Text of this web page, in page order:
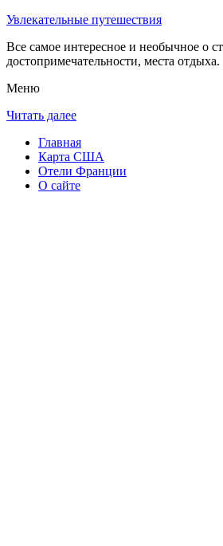
Увлекательные путешествия
Все самое интересное и необычное о
достопримечательности, места отдыха.
Меню
Читать далее
Главная
Карта США
Отели Франции
О сайте